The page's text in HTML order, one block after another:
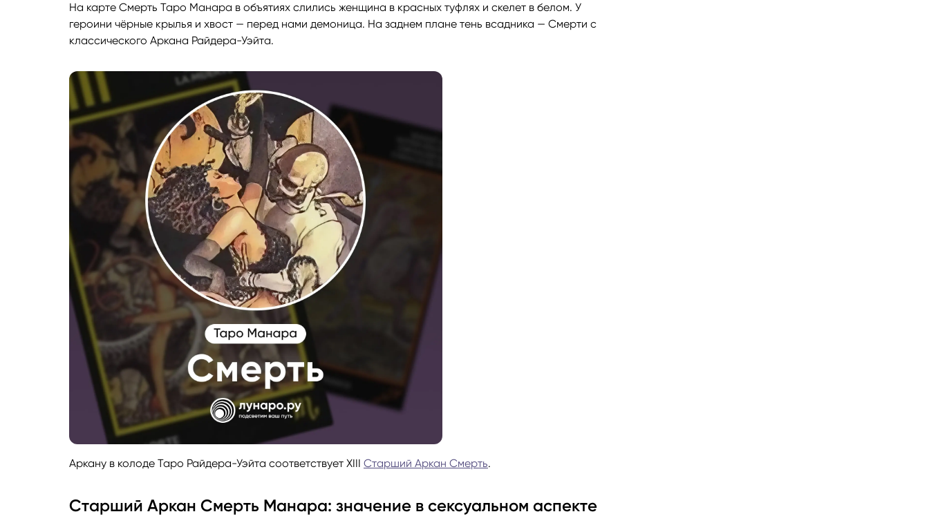
На карте Смерть Таро Манара в объятиях слились женщина в красных туфлях и скелет в белом. У
героини чёрные крылья и хвост — перед нами демоница. На заднем плане тень всадника — Смерти с
классического Аркана Райдера-Уэйта.
Аркану в колоде Таро Райдера-Уэйта соответствует XIII Старший Аркан Смерть.
Старший Аркан Смерть Манара: значение в сексуальном аспекте